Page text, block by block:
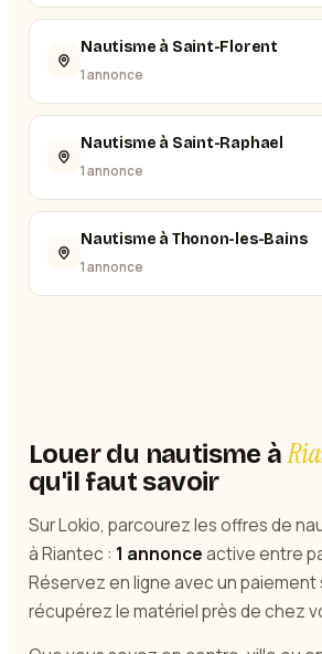
Nautisme à Saint-Florent
1 annonce
Nautisme à Saint-Raphael
1 annonce
Nautisme à Thonon-les-Bains
1 annonce
Louer du nautisme à
qu'il faut savoir
Sur Lokio, parcourez les offres de
à Riantec : 1 annonceactive entre
Réservez en ligne avec un
récupérez le matériel près de chez